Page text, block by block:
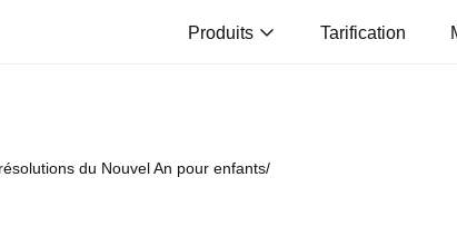
Produits Tarification
du Nouvel An pour enfants/